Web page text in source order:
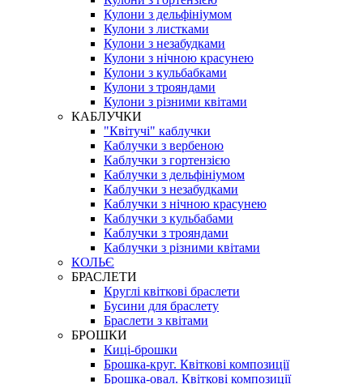
Кулони з дельфініумом
Кулони з листками
Кулони з незабудками
Кулони з нічною красунею
Кулони з кульбабками
Кулони з трояндами
Кулони з різними квітами
КАБЛУЧКИ
"Квітучі" каблучки
Каблучки з вербеною
Каблучки з гортензією
Каблучки з дельфініумом
Каблучки з незабудками
Каблучки з нічною красунею
Каблучки з кульбабами
Каблучки з трояндами
Каблучки з різними квітами
КОЛЬЄ
БРАСЛЕТИ
Круглі квіткові браслети
Бусини для браслету
Браслети з квітами
БРОШКИ
Киці-брошки
Брошка-круг. Квіткові композиції
Брошка-овал. Квіткові композиції